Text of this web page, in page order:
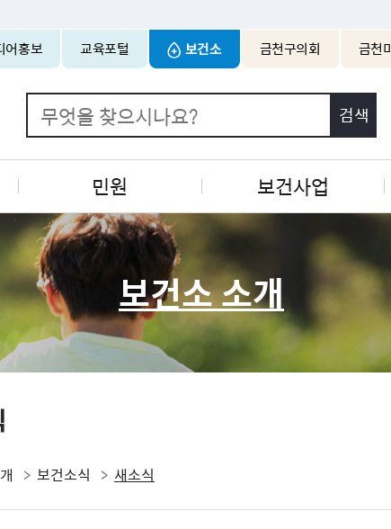
어홍보 교육포털 보건소 금천구의회 금천
민원 보건사업
보건소 소개
보건소식 새소식